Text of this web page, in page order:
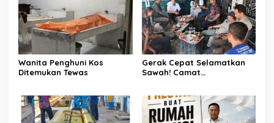
Wanita Penghuni Kos
Ditemukan Tewas
Gerak Cepat Selamatkan
Sawah! Camat
Debit Air Irigasi Watang
Sawitto Menulis